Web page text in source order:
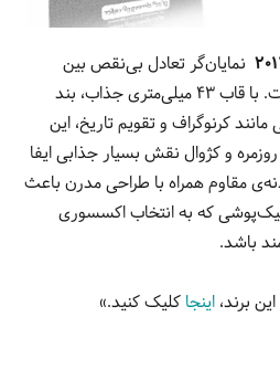
نمایان‌گر تعادل بی‌نقص بین
طراحی اسپرت و کارایی بالا است. با قاب 43 میلی‌متری جذاب، بند
کرنوگراف و تقویم تاریخ، این
و کژوال نقش بسیار جذابی ایفا
۵۰ متری و بدنه‌ی مقاوم همراه با طراحی مدرن باعث
که به انتخاب اکسسوری
باشد.
برند، اینجا کلیک کنید.»